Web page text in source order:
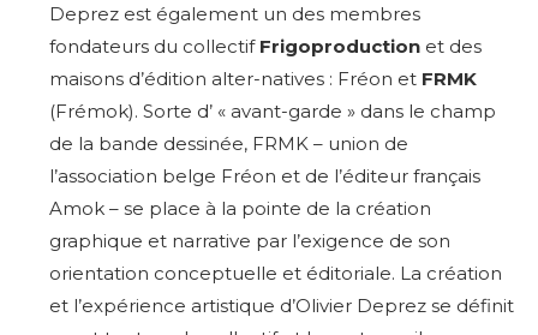
* Champ obligatoire
Statut / Organisation
J'accepte lestermes et conditions
* Champ obligatoire
Deprez est également un des membres
fondateurs du collectif Frigoproduction et des
maisons d’édition alter-natives : Fréon et FRMK
(Frémok). Sorte d’ « avant-garde » dans le champ
de la bande dessinée, FRMK – union de
l’association belge Fréon et de l’éditeur français
Amok – se place à la pointe de la création
graphique et narrative par l’exigence de son
orientation conceptuelle et éditoriale. La création
et l’expérience artistique d’Olivier Deprez se définit